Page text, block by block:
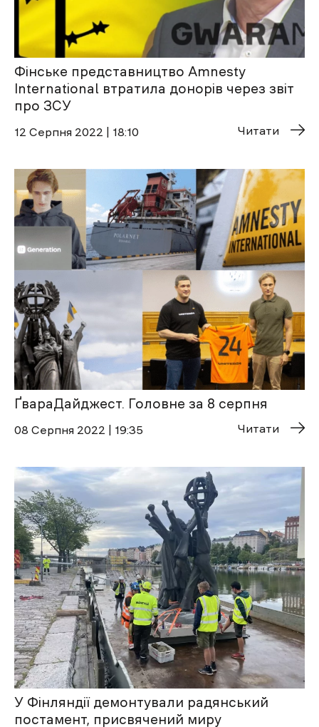
Фінське представництво Amnesty
International втратила донорів через звіт
про ЗСУ
12 Cерпня 2022 | 18:10 Читати
ҐвараДайджест. Головне за 8 серпня
08 Cерпня 2022 | 19:35 Читати
У Фінляндії демонтували радянський
постамент, присвячений миру